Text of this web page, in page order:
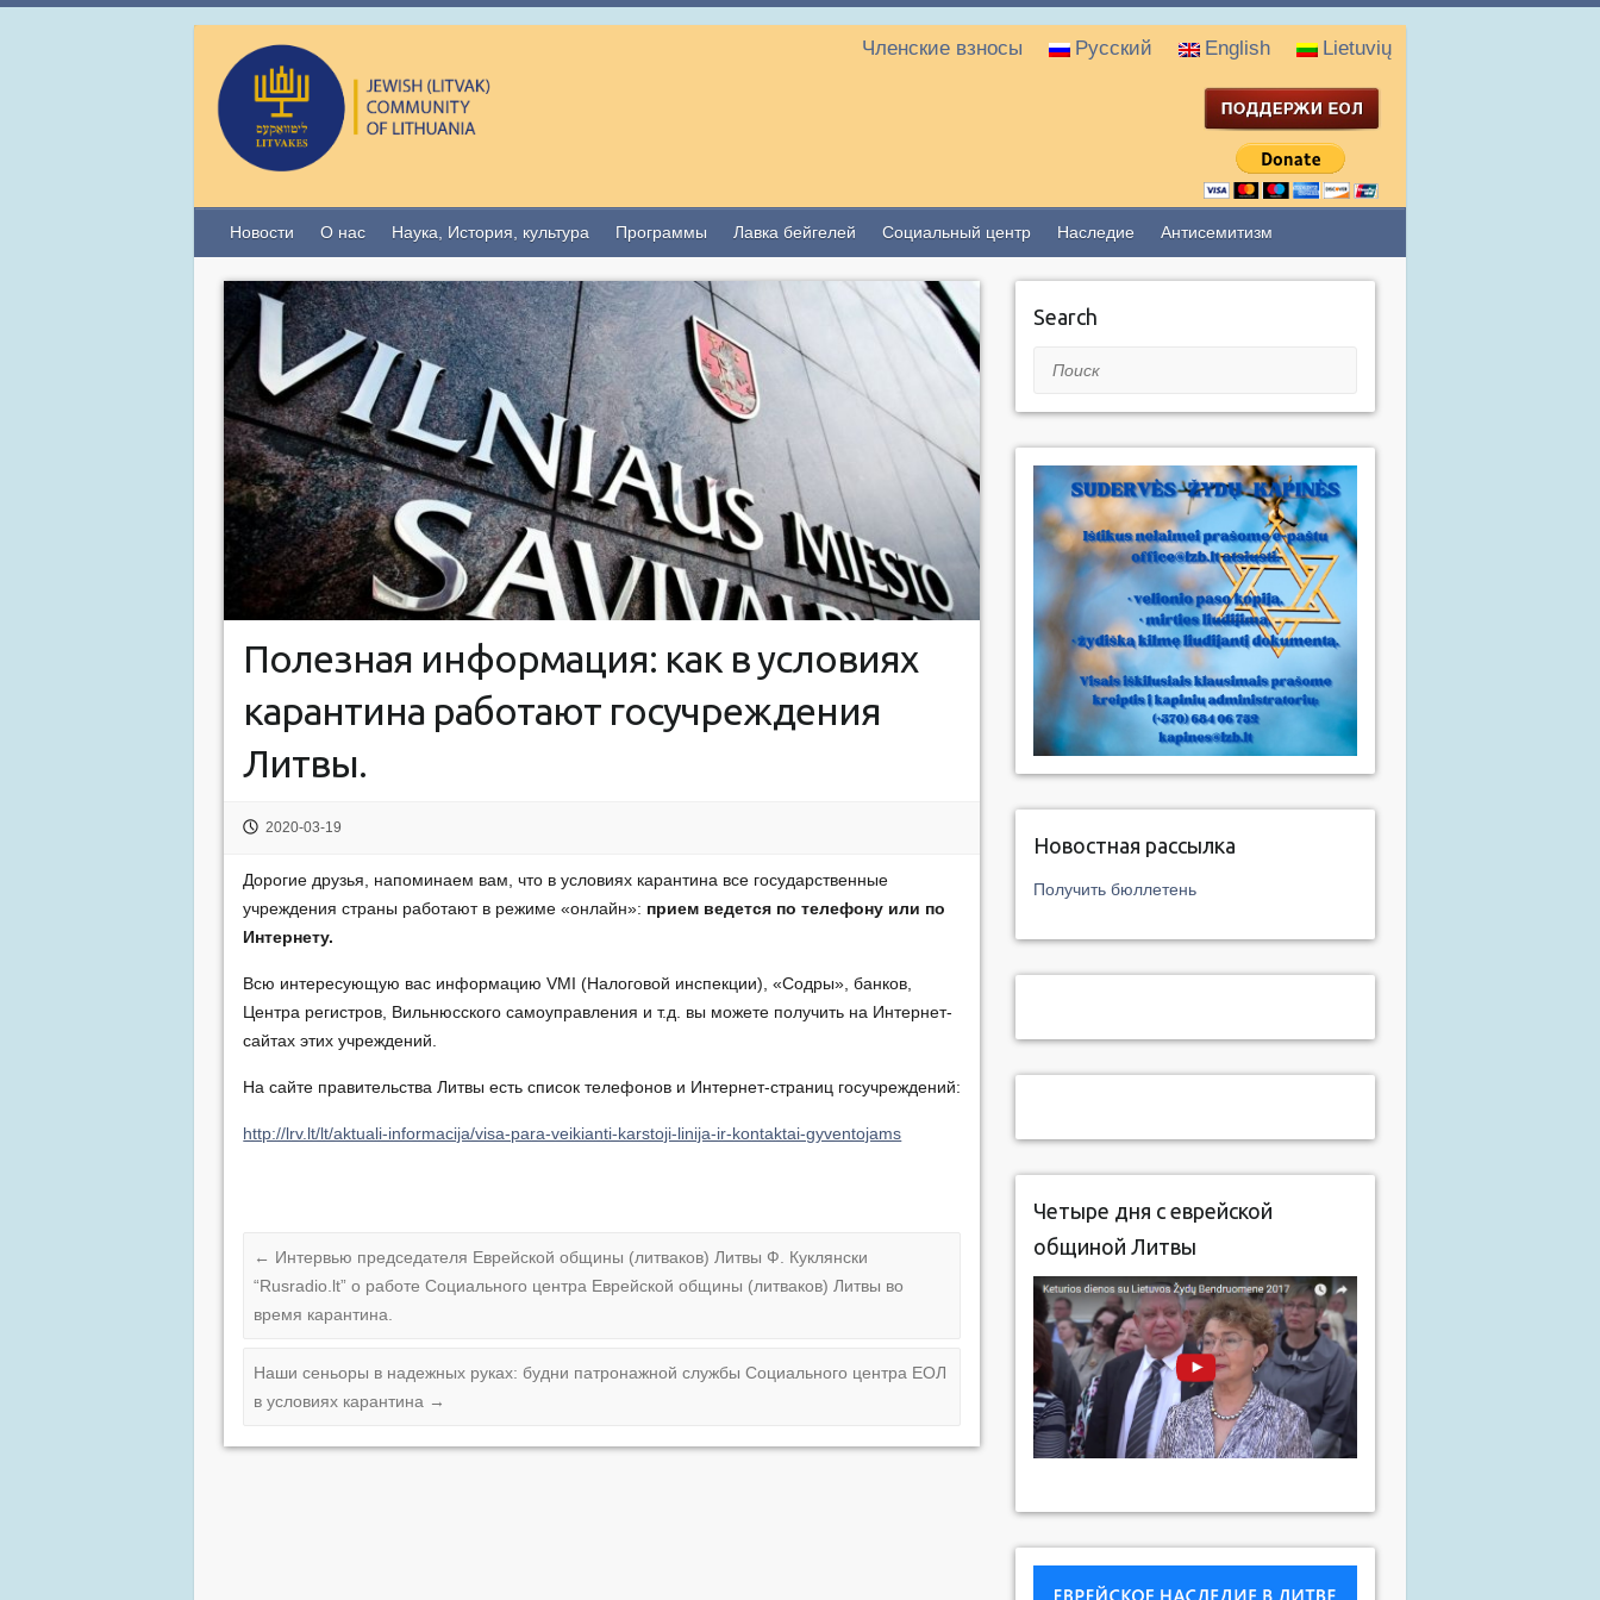
Членские взносы Русский English Lietuvių
Новости О нас Наука, История, культура Программы Лавка бейгелей Социальный центр Наследие Антисемитизм
Полезная информация: как в условиях
карантина работают госучреждения
Литвы.
2020-03-19
Дорогие друзья, напоминаем вам, что в условиях карантина все государственные
учреждения страны работают в режиме «онлайн»: прием ведется по телефону или по
Интернету.
Всю интересующую вас информацию VMI (Налоговой инспекции), «Содры», банков,
Центра регистров, Вильнюсского самоуправления и т.д. вы можете получить на Интернет-
сайтах этих учреждений.
На сайте правительства Литвы есть список телефонов и Интернет-страниц госучреждений:
http://lrv.lt/lt/aktuali-informacija/visa-para-veikianti-karstoji-linija-ir-kontaktai-gyventojams
← Интервью председателя Еврейской общины (литваков) Литвы Ф. Куклянски
“Rusradio.lt” о работе Социального центра Еврейской общины (литваков) Литвы во
время карантина.
Наши сеньоры в надежных руках: будни патронажной службы Социального центра ЕОЛ
в условиях карантина →
Search
Поиск
Новостная рассылка
Получить бюллетень
Четыре дня с еврейской
общиной Литвы